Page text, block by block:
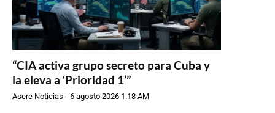
“CIA activa grupo secreto para Cuba y
la eleva a ‘Prioridad 1’”
Asere Noticias -6 agosto 2026 1:18 AM